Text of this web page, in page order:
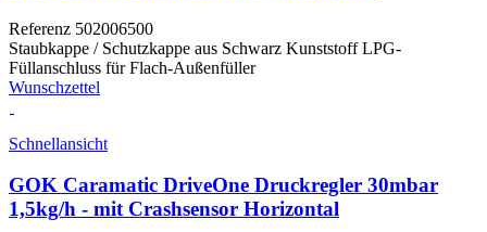
Referenz 502006500
Staubkappe / Schutzkappe aus Schwarz Kunststoff LPG-
Füllanschluss für Flach-Außenfüller
Wunschzettel
Schnellansicht
GOK Caramatic DriveOne Druckregler 30mbar
1,5kg/h - mit Crashsensor Horizontal